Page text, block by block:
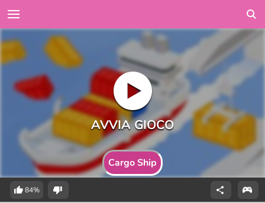
Cargo Ship
84%